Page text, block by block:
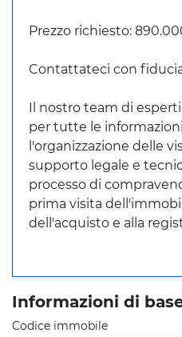
Prezzo richiesto:
Contattateci con
Il nostro team di
per tutte le
l'organizzazione delle
supporto legale e
processo di
prima visita
dell'acquisto e alla
Informazioni di
Codice immobile